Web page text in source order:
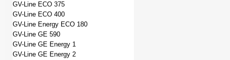
GV-Line ECO 375
GV-Line ECO 400
GV-Line Energy ECO 180
GV-Line GE 590
GV-Line GE Energy 1
GV-Line GE Energy 2